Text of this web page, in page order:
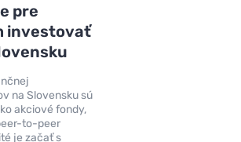
pre
investovať
na Slovensku sú
akciové fondy,
to-peer
je začať s